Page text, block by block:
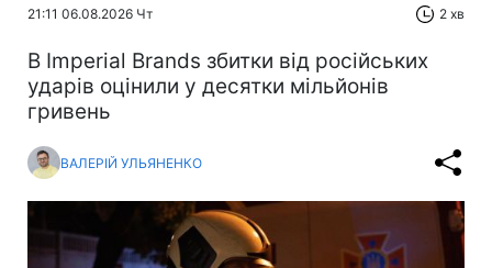
21:11 06.08.2026 Чт 2 хв
В Imperial Brands збитки від російських
ударів оцінили у десятки мільйонів
гривень
ВАЛЕРІЙ УЛЬЯНЕНКО